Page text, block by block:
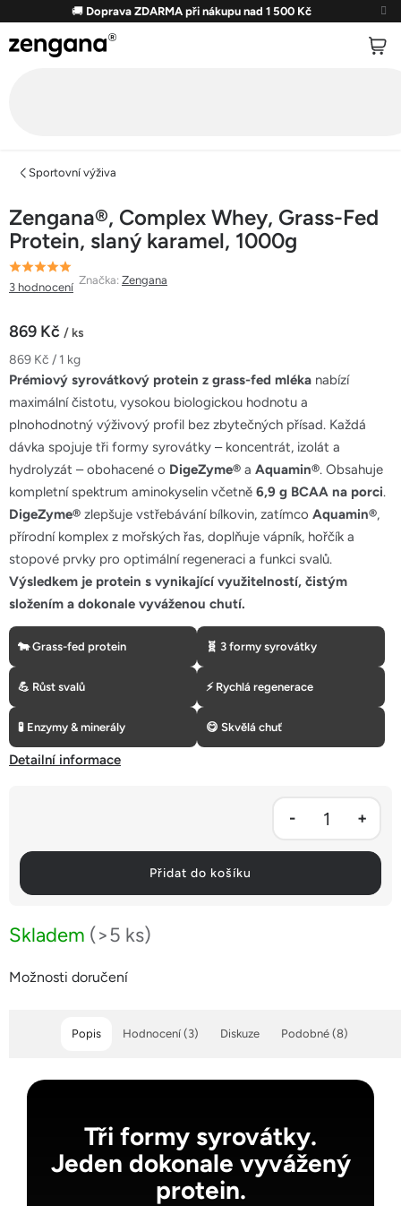
obsah
🚚 Doprava ZDARMA při nákupu nad 1 500 Kč
Sportovní výživa
Zengana®, Complex Whey, Grass-Fed
Protein, slaný karamel, 1000g
Průměrné
hodnocení
je
5,0
z
5
hvězdiček.
3 hodnocení
Značka: Zengana
869 Kč / ks
Měrná
cena:
869 Kč / 1 kg
Skladem (>5 ks)
Možnosti doručení
Přidat do košíku
Prémiový syrovátkový protein z grass-fed mléka nabízí
maximální čistotu, vysokou biologickou hodnotu a
plnohodnotný výživový profil bez zbytečných přísad. Každá
dávka spojuje tři formy syrovátky – koncentrát, izolát a
hydrolyzát – obohacené o DigeZyme® a Aquamin®. Obsahuje
kompletní spektrum aminokyselin včetně 6,9 g BCAA na porci.
DigeZyme® zlepšuje vstřebávání bílkovin, zatímco Aquamin®,
přírodní komplex z mořských řas, doplňuje vápník, hořčík a
stopové prvky pro optimální regeneraci a funkci svalů.
Výsledkem je protein s vynikající využitelností, čistým
složením a dokonale vyváženou chutí.
🐄 Grass-fed protein 🧬 3 formy syrovátky
💪 Růst svalů ⚡ Rychlá regenerace
🧪 Enzymy & minerály 😋 Skvělá chuť
Detailní informace
Popis Podobné (8)
Hodnocení (3) Diskuze
Tři formy syrovátky.
Jeden dokonale vyvážený
protein.